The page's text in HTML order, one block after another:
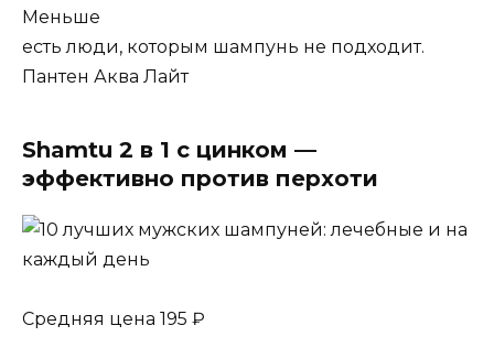
Меньше
есть люди, которым шампунь не подходит.
Пантен Аква Лайт
Shamtu 2 в 1 с цинком —
эффективно против перхоти
Средняя цена 195 ₽